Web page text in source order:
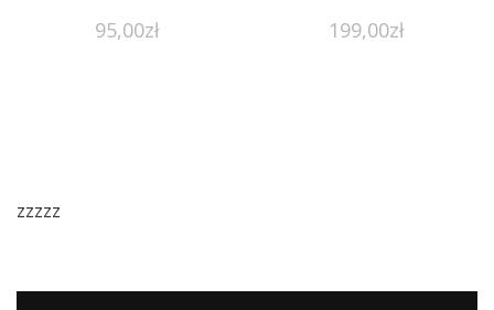
95,00zł 199,00zł
zzzzz